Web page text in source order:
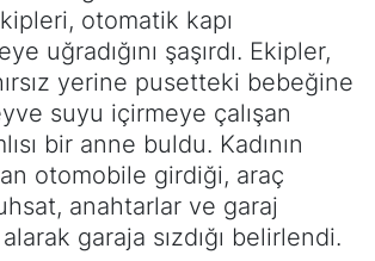
otomatik kapı
uğradığını şaşırdı. Ekipler,
yerine pusetteki bebeğine
suyu içirmeye çalışan
bir anne buldu. Kadının
otomobile girdiği, araç
anahtarlar ve garaj
garaja sızdığı belirlendi.
SANAT
Haberleri